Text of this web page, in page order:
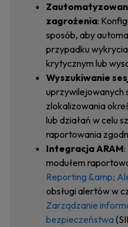
zagrożenia:
sposób, aby
przypadku
krytycznym lub
Wyszukiwanie
uprzywilejowanych
zlokalizowania
lub działań w celu
raportowania
Integracja ARAM
modułem
Reporting &amp;
obsługi alertów w
Zarządzanie
bezpieczeństwa